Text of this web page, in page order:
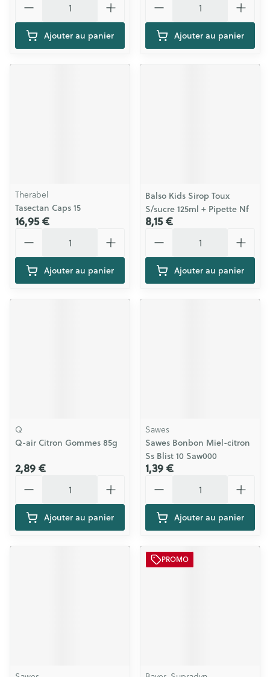
Ajouter au panier Ajouter au panier
Therabel
Tasectan Caps 15
16,95 €
Ajouter au panier
Balso Kids Sirop Toux
S/sucre 125ml + Pipette Nf
8,15 €
Ajouter au panier
Q
Q-air Citron Gommes 85g
2,89 €
Ajouter au panier
Sawes
Sawes Bonbon Miel-citron
Ss Blist 10 Saw000
1,39 €
Ajouter au panier
PROMO